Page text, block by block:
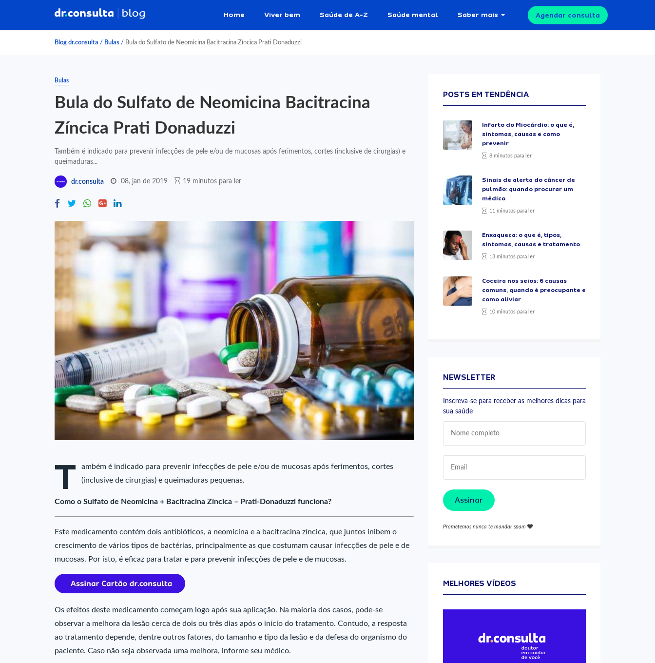
Home Viver bem Saúde de A-Z Saúde mental Saber mais Agendar consulta
Blog dr.consulta / Bulas / Bula do Sulfato de Neomicina Bacitracina Zíncica Prati Donaduzzi
Bulas
Bula do Sulfato de Neomicina Bacitracina
Zíncica Prati Donaduzzi
Também é indicado para prevenir infecções de pele e/ou de mucosas após ferimentos, cortes (inclusive de cirurgias) e
queimaduras...
dr.consulta 08, jan de 2019 19 minutos para ler
T
ambém é indicado para prevenir infecções de pele e/ou de mucosas após ferimentos, cortes
(inclusive de cirurgias) e queimaduras pequenas.
Como o Sulfato de Neomicina + Bacitracina Zíncica – Prati-Donaduzzi funciona?
Este medicamento contém dois antibióticos, a neomicina e a bacitracina zíncica, que juntos inibem o
crescimento de vários tipos de bactérias, principalmente as que costumam causar infecções de pele e de
mucosas. Por isto, é eficaz para tratar e para prevenir infecções de pele e de mucosas.
Os efeitos deste medicamento começam logo após sua aplicação. Na maioria dos casos, pode-se
observar a melhora da lesão cerca de dois ou três dias após o início do tratamento. Contudo, a resposta
ao tratamento depende, dentre outros fatores, do tamanho e tipo da lesão e da defesa do organismo do
paciente. Caso não seja observada uma melhora, informe seu médico.
POSTS EM TENDÊNCIA
Infarto do Miocárdio: o que é,
sintomas, causas e como
prevenir
8 minutos para ler
Sinais de alerta do câncer de
pulmão: quando procurar um
médico
11 minutos para ler
Enxaqueca: o que é, tipos,
sintomas, causas e tratamento
13 minutos para ler
Coceira nos seios: 6 causas
comuns, quando é preocupante e
como aliviar
10 minutos para ler
NEWSLETTER
Inscreva-se para receber as melhores dicas para
sua saúde
Assinar
Prometemos nunca te mandar spam
MELHORES VÍDEOS